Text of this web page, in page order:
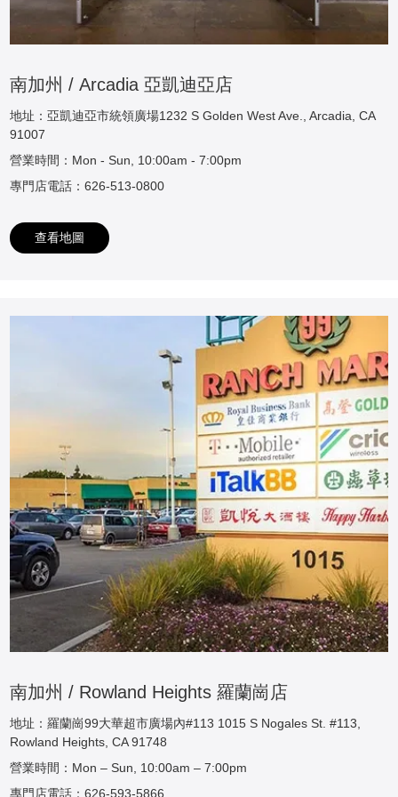
南加州 / Arcadia 亞凱迪亞店
地址：亞凱迪亞市統領廣場1232 S Golden West Ave., Arcadia, CA
91007
營業時間：Mon - Sun, 10:00am - 7:00pm
專門店電話：626-513-0800
查看地圖
南加州 / Rowland Heights 羅蘭崗店
地址：羅蘭崗99大華超市廣場內#113 1015 S Nogales St. #113,
Rowland Heights, CA 91748
營業時間：Mon – Sun, 10:00am – 7:00pm
專門店電話：626-593-5866